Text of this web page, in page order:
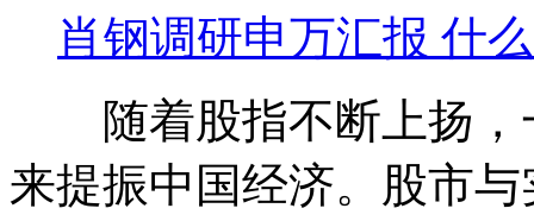
肖钢调研申万汇报 什
随着股指不断上扬，
来提振中国经济。股市